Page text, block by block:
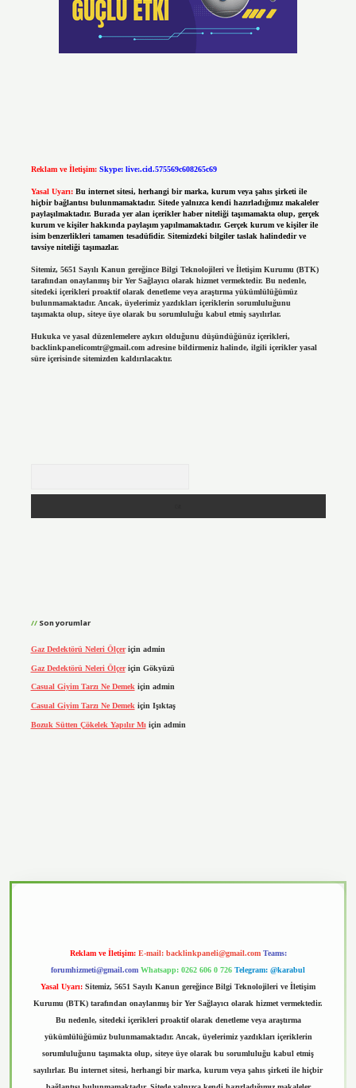
Reklam ve İletişim: Skype: live:.cid.575569c608265c69
Yasal Uyarı: Bu internet sitesi, herhangi bir marka, kurum veya şahıs şirketi ile
hiçbir bağlantısı bulunmamaktadır. Sitede yalnızca kendi hazırladığımız makaleler
paylaşılmaktadır. Burada yer alan içerikler haber niteliği taşımamakta olup, gerçek
kurum ve kişiler hakkında paylaşım yapılmamaktadır. Gerçek kurum ve kişiler ile
isim benzerlikleri tamamen tesadüfidir. Sitemizdeki bilgiler taslak halindedir ve
tavsiye niteliği taşımazlar.
Sitemiz, 5651 Sayılı Kanun gereğince Bilgi Teknolojileri ve İletişim Kurumu (BTK)
tarafından onaylanmış bir Yer Sağlayıcı olarak hizmet vermektedir. Bu nedenle,
sitedeki içerikleri proaktif olarak denetleme veya araştırma yükümlülüğümüz
bulunmamaktadır. Ancak, üyelerimiz yazdıkları içeriklerin sorumluluğunu
taşımakta olup, siteye üye olarak bu sorumluluğu kabul etmiş sayılırlar.
Hukuka ve yasal düzenlemelere aykırı olduğunu düşündüğünüz içerikleri,
backlinkpanelicomtr@gmail.comadresine bildirmeniz halinde, ilgili içerikler yasal
süre içerisinde sitemizden kaldırılacaktır.
Son yorumlar
Gaz Dedektörü Neleri Ölçeriçin admin
Gaz Dedektörü Neleri Ölçeriçin Gökyüzü
Casual Giyim Tarzı Ne Demekiçin admin
Casual Giyim Tarzı Ne Demek için Işıktaş
Bozuk Sütten Çökelek Yapılır Mı için admin
Reklam ve İletişim: E-mail: backlinkpaneli@gmail.com Teams:
forumhizmeti@gmail.com Whatsapp: 0262 606 0 726 Telegram: @karabul
Yasal Uyarı: Sitemiz, 5651 Sayılı Kanun gereğince Bilgi Teknolojileri ve İletişim
Kurumu (BTK) tarafından onaylanmış bir Yer Sağlayıcı olarak hizmet vermektedir.
Bu nedenle, sitedeki içerikleri proaktif olarak denetleme veya araştırma
yükümlülüğümüz bulunmamaktadır. Ancak, üyelerimiz yazdıkları içeriklerin
sorumluluğunu taşımakta olup, siteye üye olarak bu sorumluluğu kabul etmiş
sayılırlar. Bu internet sitesi, herhangi bir marka, kurum veya şahıs şirketi ile hiçbir